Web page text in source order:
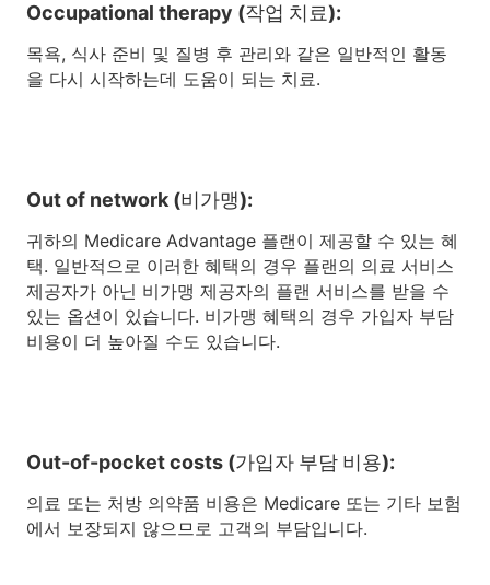
Occupational therapy (작업 치료):
목욕, 식사 준비 및 질병 후 관리와 같은 일반적인 활동
을 다시 시작하는데 도움이 되는 치료.
Out of network (비가맹):
귀하의 Medicare Advantage 플랜이 제공할 수 있는 혜
택. 일반적으로 이러한 혜택의 경우 플랜의 의료 서비스
제공자가 아닌 비가맹 제공자의 플랜 서비스를 받을 수
있는 옵션이 있습니다. 비가맹 혜택의 경우 가입자 부담
비용이 더 높아질 수도 있습니다.
Out-of-pocket costs (가입자 부담 비용):
의료 또는 처방 의약품 비용은 Medicare 또는 기타 보험
에서 보장되지 않으므로 고객의 부담입니다.